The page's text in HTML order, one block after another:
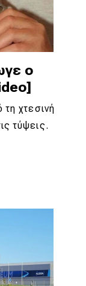
ο
χτεσινή
τύψεις.